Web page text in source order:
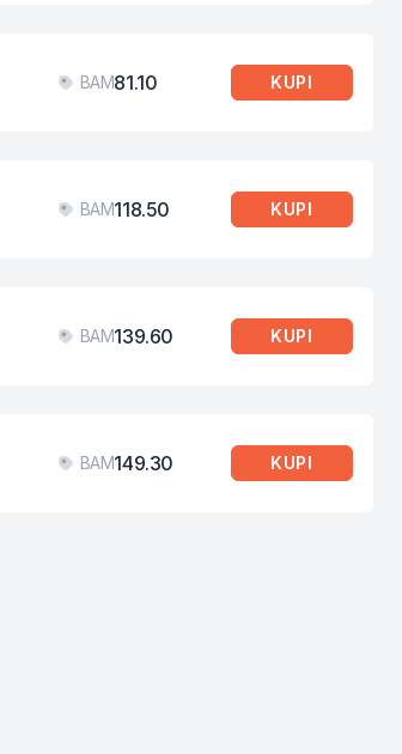
Cijena
BAM81.10 KUPI
Cijena
BAM118.50 KUPI
Cijena
BAM139.60 KUPI
Cijena
BAM149.30 KUPI